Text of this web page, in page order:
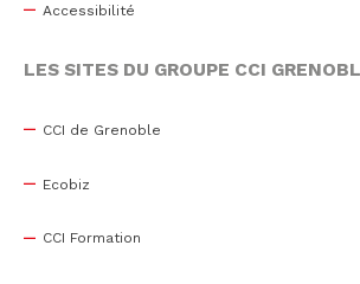
Accessibilité
LES SITES DU GROUPE CCI
CCI de Grenoble
Ecobiz
CCI Formation